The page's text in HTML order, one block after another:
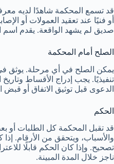
قد تسمع المحكمة شاهدًا لديه
أو فنيًا عند تعقيد العمولات أو
صديق لم يشهد الواقعة. يقدم
الصلح أمام المحكمة
يمكن الصلح في أي مرحلة. يوثق
تنفيذيًا. يجب إدراج الأقساط
الدعوى قبل توثيق الاتفاق أو قبض
الحكم
قد تقبل المحكمة كل الطلبات أو
والأسباب، ويتحقق من الأرقام.
تصحيح. وإذا كان الحكم قابلًا
ناجز خلال المدة المبينة.